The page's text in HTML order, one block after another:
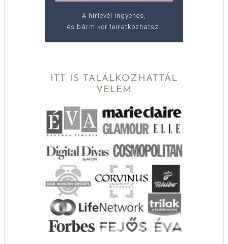
A hírlevél ingyenes,
és bármikor leiratkozhatsz.
ITT IS TALÁLKOZHATTÁL
VELEM